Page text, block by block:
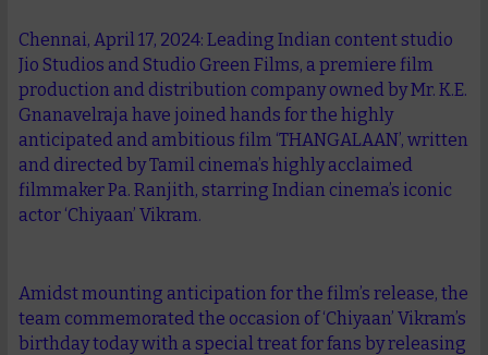
Chennai, April 17, 2024: Leading Indian content studio
Jio Studios and Studio Green Films, a premiere film
production and distribution company owned by Mr. K.E.
Gnanavelraja have joined hands for the highly
anticipated and ambitious film ‘THANGALAAN’, written
and directed by Tamil cinema’s highly acclaimed
filmmaker Pa. Ranjith, starring Indian cinema’s iconic
actor ‘Chiyaan’ Vikram.
Amidst mounting anticipation for the film’s release, the
team commemorated the occasion of ‘Chiyaan’ Vikram’s
birthday today with a special treat for fans by releasing